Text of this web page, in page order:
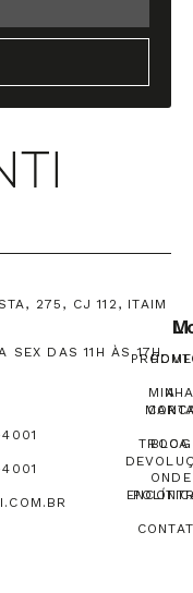
HOME
A
BLOG
ONDE
TROCA
275, CJ 112, ITAIM
SEX DAS 11H ÀS 17H.